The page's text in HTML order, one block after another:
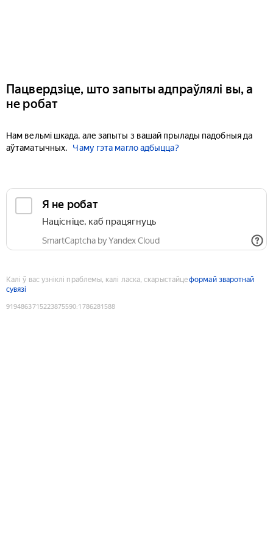
Пацвердзіце, што запыты адпраўлялі вы, а
не робат
Нам вельмі шкада, але запыты з вашай прылады падобныя да
аўтаматычных.
Чаму гэта магло адбыцца?
Я не робат
Націсніце, каб працягнуць
SmartCaptcha by Yandex Cloud
Калі ў вас узніклі праблемы, калі ласка, скарыстайцеформай зваротнай
сувязі
9194863715223875590:1786281588